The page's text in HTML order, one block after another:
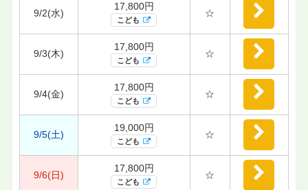
9/2(水)
17,800円
こども
☆
9/3(木)
17,800円
こども
☆
9/4(金)
17,800円
こども
☆
9/5(土)
19,000円
こども
☆
9/6(日)
17,800円
こども
☆